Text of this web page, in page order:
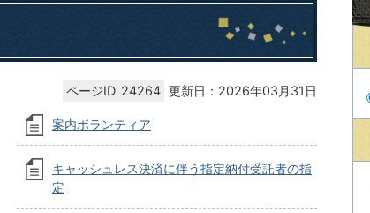
ページID 24264 更新日：2026年03月31日
案内ボランティア
キャッシュレス決済に伴う指定納付受託者の指
定